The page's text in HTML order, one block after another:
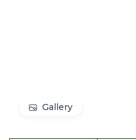
Gallery